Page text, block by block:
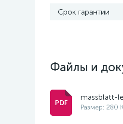
Срок гарантии
Файлы и
massblatt-
Размер: 280